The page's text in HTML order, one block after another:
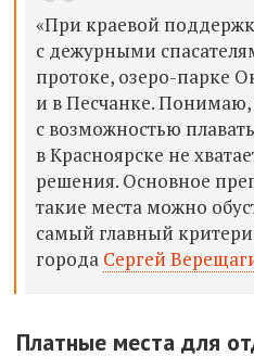
«При краевой
с дежурными
протоке, озеро-парке
и в Песчанке.
с возможностью
в Красноярске не
решения. Основное
такие места можно
самый главный
города Сергей
Платные места для